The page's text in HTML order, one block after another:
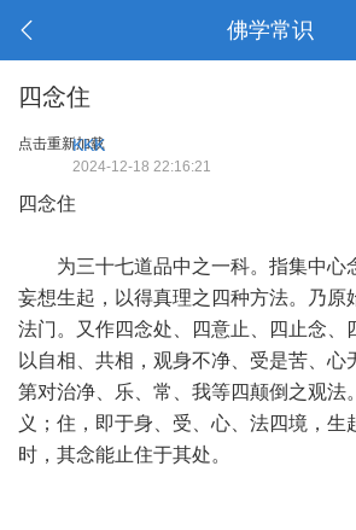
佛学常识
四念住
点击重新加载
KKK
2024-12-18 22:16:21
四念住
为三十七道品中之一科。指集中心
妄想生起，以得真理之四种方法。乃原
法门。又作四念处、四意止、四止念、
以自相、共相，观身不净、受是苦、心
第对治净、乐、常、我等四颠倒之观法
义；住，即于身、受、心、法四境，生
时，其念能止住于其处。